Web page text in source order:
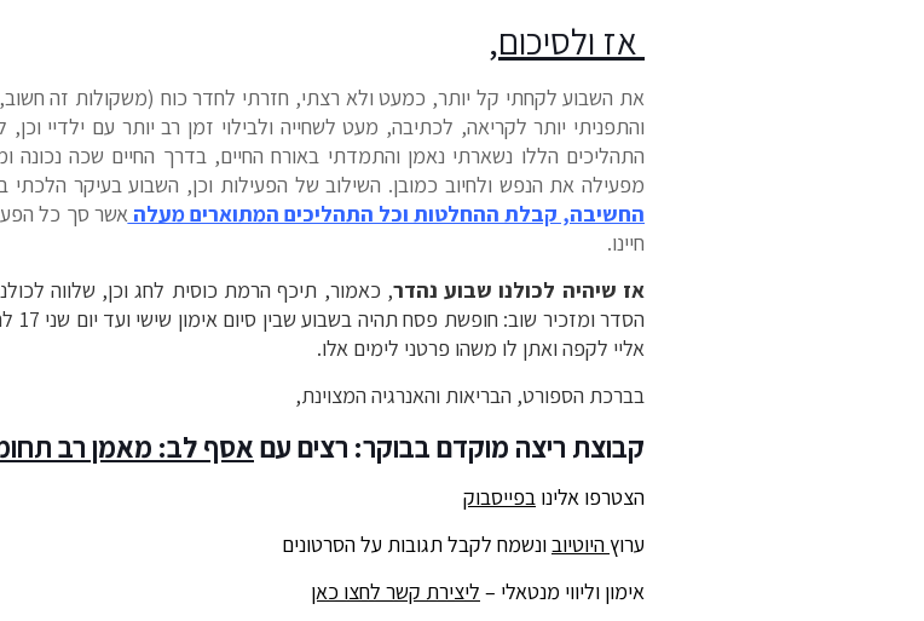
אז ולסיכום,
את השבוע לקחתי קל יותר, כמעט ולא רצתי, חזרתי לחדר כוח (משקולות זה
והתפניתי יותר לקריאה, לכתיבה, מעט לשחייה ולבילוי זמן רב יותר עם ילדיי
התהליכים הללו נשארתי נאמן והתמדתי באורח החיים, בדרך החיים שכה נכונה
מפעילה את הנפש ולחיוב כמובן. השילוב של הפעילות וכן, השבוע בעיקר
החשיבה, קבלת ההחלטות וכל התהליכים המתוארים מעלהאשר סך כל
חיינו.
אז שיהיה לכולנו שבוע נהדר, כאמור, תיכף הרמת כוסית לחג וכן, שלווה
אליי לקפה ואתן לו משהו פרטני לימים אלו.
בברכת הספורט, הבריאות והאנרגיה המצוינת,
קבוצת ריצה מוקדם בבוקר: רצים עםאסף לב: מאמן רב
הצטרפו אלינו בפייסבוק
ערוץ היוטיובונשמח לקבל תגובות על הסרטונים
אימון וליווי מנטאלי – ליצירת קשר לחצו כאן